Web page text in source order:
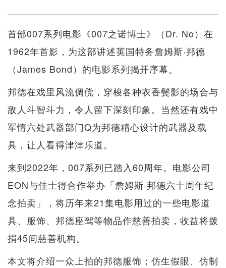
首部007系列电影《007之诺博士》（Dr. No）在
1962年首影，为这部讲述英国特务詹姆斯·邦德
（James Bond）的电影系列揭开序幕。
邦德在戏里风流倜傥，穿梭各种衣香鬓影的场合与
敌人斗智斗力，令人留下深刻印象。当然还有戏中
军情六处武器部门Q为邦德精心设计的武器及载
具，让人看得津津乐道。
来到2022年，007系列已踏入60周年。电影公司
EON与佳士得合作举办「詹姆斯·邦德六十周年纪
念拍卖」，将历年来21集电影用过的一些电影道
具、服饰、邦德座驾等物品作慈善拍卖，收益将拨
捐45间慈善机构。
本文将介绍一众上拍的邦德服饰；仿生假眼、仿制